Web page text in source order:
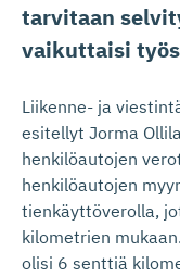
tarvitaan
vaikuttaisi
Liikenne- ja
esitellyt Jorma
henkilöautojen
henkilöautojen
tienkäyttöverolla,
kilometrien
olisi 6 senttiä